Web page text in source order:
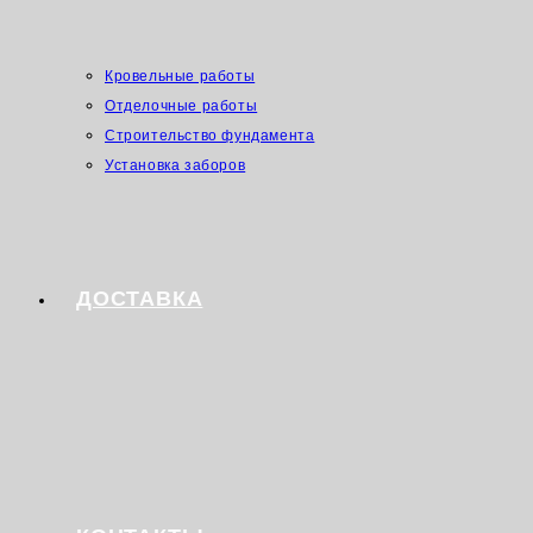
Кровельные работы
Отделочные работы
Строительство фундамента
Установка заборов
ДОСТАВКА